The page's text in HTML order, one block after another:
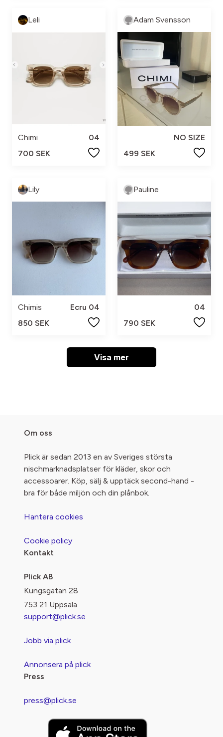
Leli
Chimi
04
700 SEK
Adam Svensson
NO SIZE
499 SEK
Lily
Chimis
Ecru 04
850 SEK
Pauline
04
790 SEK
Visa mer
Om oss
Plick är sedan 2013 en av Sveriges största
nischmarknadsplatser för kläder, skor och
accessoarer. Köp, sälj & upptäck second-hand -
bra för både miljön och din plånbok.
Hantera cookies
Cookie policy
Kontakt
Plick AB
Kungsgatan 28
753 21 Uppsala
support@plick.se
Jobb via plick
Annonsera på plick
Press
press@plick.se